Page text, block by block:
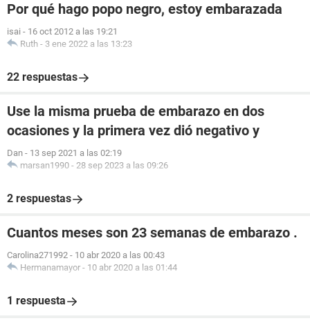
Por qué hago popo negro, estoy embarazada
isai - 16 oct 2012 a las 19:21
Ruth - 3 ene 2022 a las 13:23
22 respuestas
Use la misma prueba de embarazo en dos
ocasiones y la primera vez dió negativo y
Dan - 13 sep 2021 a las 02:19
marsan1990 - 28 sep 2023 a las 09:26
2 respuestas
Cuantos meses son 23 semanas de embarazo .
Carolina271992 - 10 abr 2020 a las 00:43
Hermanamayor - 10 abr 2020 a las 01:44
1 respuesta